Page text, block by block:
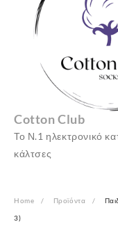
Cotton Club
Το Ν.1 ηλεκτρονικό
κάλτσες
Home Προϊόντα
3)